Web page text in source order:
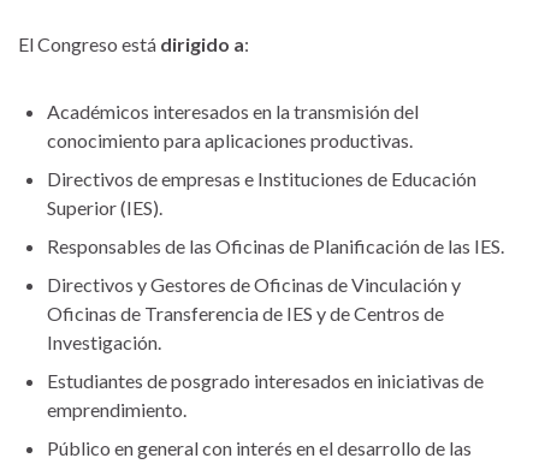
El Congreso está dirigido a:
Académicos interesados en la transmisión del
conocimiento para aplicaciones productivas.
Directivos de empresas e Instituciones de Educación
Superior (IES).
Responsables de las Oficinas de Planificación de las IES.
Directivos y Gestores de Oficinas de Vinculación y
Oficinas de Transferencia de IES y de Centros de
Investigación.
Estudiantes de posgrado interesados en iniciativas de
emprendimiento.
Público en general con interés en el desarrollo de las